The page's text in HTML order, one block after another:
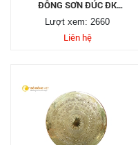
ĐÔNG SƠN ĐÚC ĐK
90CM
Lượt xem: 2660
Liên hệ